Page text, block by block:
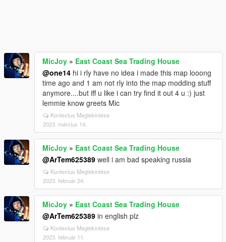
MicJoy » East Coast Sea Trading House
@one14 hi i rly have no idea i made this map looong
time ago and 1 am not rly into the map modding stuff
anymore....but iff u like i can try find it out 4 u :) just
lemmie know greets Mic
Kontextus Megtekintése
2023. március 14.
MicJoy » East Coast Sea Trading House
@ArTem625389 well i am bad speaking russia
Kontextus Megtekintése
2023. február 24.
MicJoy » East Coast Sea Trading House
@ArTem625389 in english plz
Kontextus Megtekintése
2023. február 11.